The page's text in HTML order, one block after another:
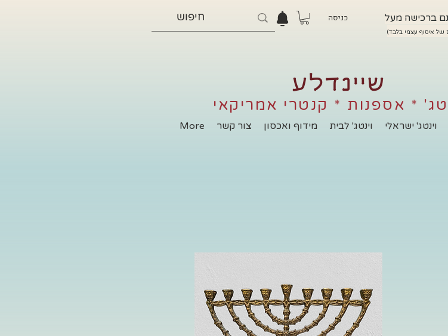
כניסה
ברכישה מעל
של איסוף עצמי בלבד)
שיינדלע
* אספנות * קנטרי אמריקאי
וינטג' ישראלי וינטג' לבית מידוף ואכסון צור קשר More